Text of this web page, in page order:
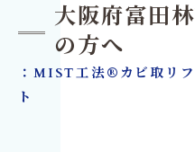
大阪府富田
の方へ
：MIST工法®カビ取リ
ト